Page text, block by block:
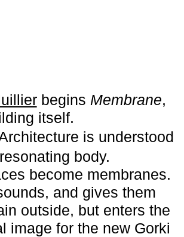
begins ­ Membrane,
itself.
is understood
body.
become membranes.
and gives them
outside, but enters the
image for the new Gorki